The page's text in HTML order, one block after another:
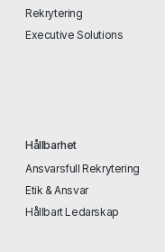
Rekrytering
Executive Solutions
Hållbarhet
Ansvarsfull Rekrytering
Etik & Ansvar
Hållbart Ledarskap